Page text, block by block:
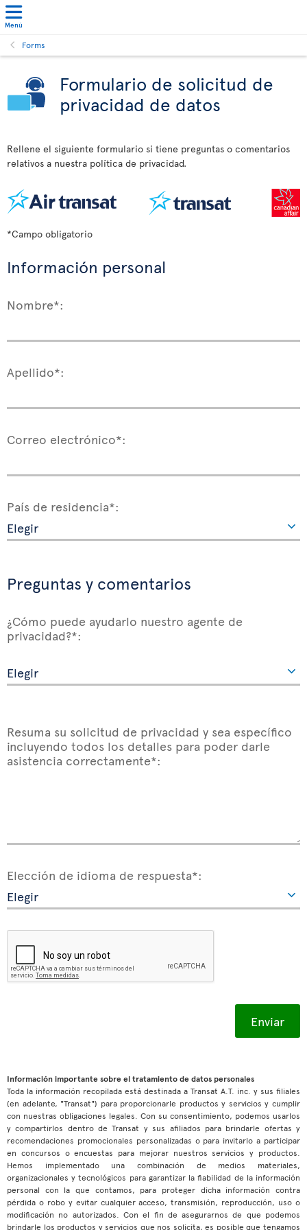
Menú
Forms
Formulario de solicitud de
privacidad de datos
Rellene el siguiente formulario si tiene preguntas o comentarios
relativos a nuestra política de privacidad.
*Campo obligatorio
Información personal
Nombre*:
Apellido*:
Correo electrónico*:
País de residencia*:
Preguntas y comentarios
¿Cómo puede ayudarlo nuestro agente de
privacidad?*:
Resuma su solicitud de privacidad y sea específico
incluyendo todos los detalles para poder darle
asistencia correctamente*:
Elección de idioma de respuesta*:
Información importante sobre el tratamiento de datos personales
Toda la información recopilada está destinada a Transat A.T. inc. y sus filiales
(en adelante, "Transat") para proporcionarle productos y servicios y cumplir
con nuestras obligaciones legales. Con su consentimiento, podemos usarlos
y compartirlos dentro de Transat y sus afiliados para brindarle ofertas y
recomendaciones promocionales personalizadas o para invitarlo a participar
en concursos o encuestas para mejorar nuestros servicios y productos.
Hemos implementado una combinación de medios materiales,
organizacionales y tecnológicos para garantizar la fiabilidad de la información
personal con la que contamos, para proteger dicha información contra
pérdida o robo y evitar cualquier acceso, transmisión, reproducción, uso o
modificación no autorizados. Con el fin de asegurarnos de que podemos
brindarle los productos y servicios que nos solicita, es posible que tengamos